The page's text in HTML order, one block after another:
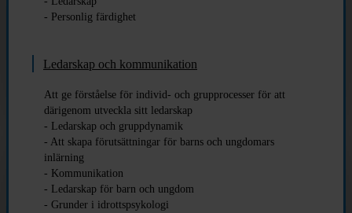
- Personlig färdighet
Ledarskap och kommunikation
Att ge förståelse för individ- och grupprocesser för att
därigenom utveckla sitt ledarskap
- Ledarskap och gruppdynamik
- Att skapa förutsättningar för barns och ungdomars
inlärning
- Kommunikation
- Ledarskap för barn och ungdom
- Grunder i idrottspsykologi